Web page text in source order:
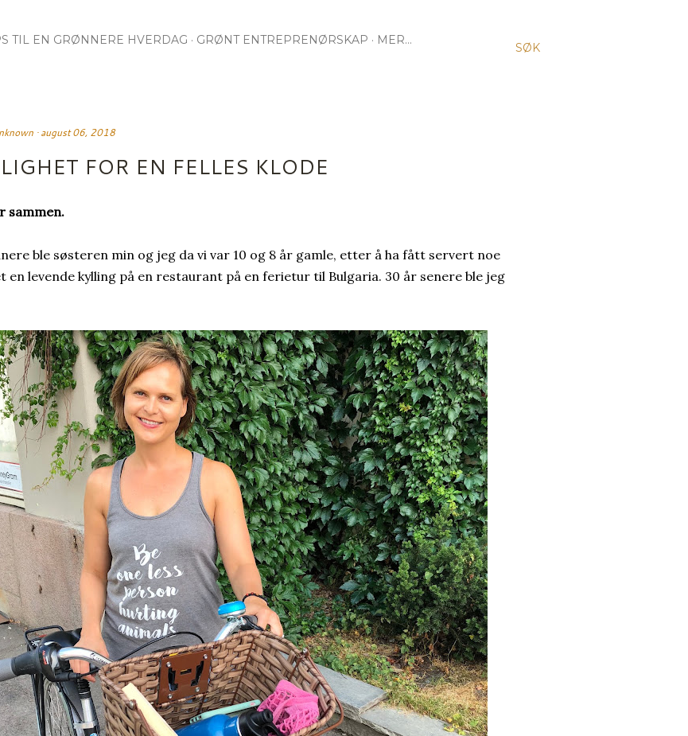
SØK
TIL EN GRØNNERE HVERDAG GRØNT ENTREPRENØRSKAP MER…
august 06, 2018
FOR EN FELLES KLODE
sammen.
ble søsteren min og jeg da vi var 10 og 8 år gamle, etter å ha fått servert noe
en levende kylling på en restaurant på en ferietur til Bulgaria. 30 år senere ble jeg